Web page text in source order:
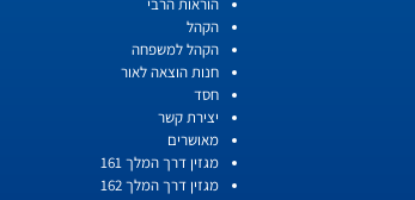
הקהל
הקהל למשפחה
חנות הוצאה לאור
חסד
יצירת קשר
מאושרים
מגזין דרך המלך 161
מגזין דרך המלך 162